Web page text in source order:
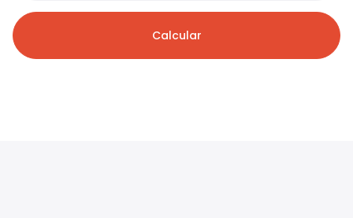
Calcular